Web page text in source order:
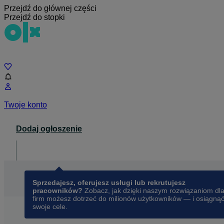
Przejdź do głównej części
Przejdź do stopki
Twoje konto
Dodaj ogłoszenie
Sprzedajesz, oferujesz usługi lub rekrutujesz
pracowników? Zobacz, jak dzięki naszym rozwiązaniom dla
firm możesz dotrzeć do milionów użytkowników — i osiągnąć
swoje cele.